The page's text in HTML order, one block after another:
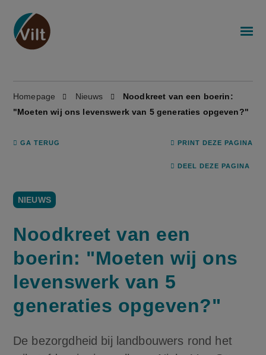
Homepage Nieuws
Noodkreet van een boerin:
"Moeten wij ons levenswerk van 5 generaties opgeven?"
GA TERUG PRINT DEZE PAGINA
DEEL DEZE PAGINA
NIEUWS
Noodkreet van een
boerin: "Moeten wij ons
levenswerk van 5
generaties opgeven?"
De bezorgdheid bij landbouwers rond het